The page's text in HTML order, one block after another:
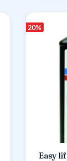
20%
Easy